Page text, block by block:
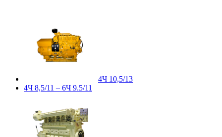
4Ч 10,5/13
4Ч 8,5/11 – 6Ч 9.5/11